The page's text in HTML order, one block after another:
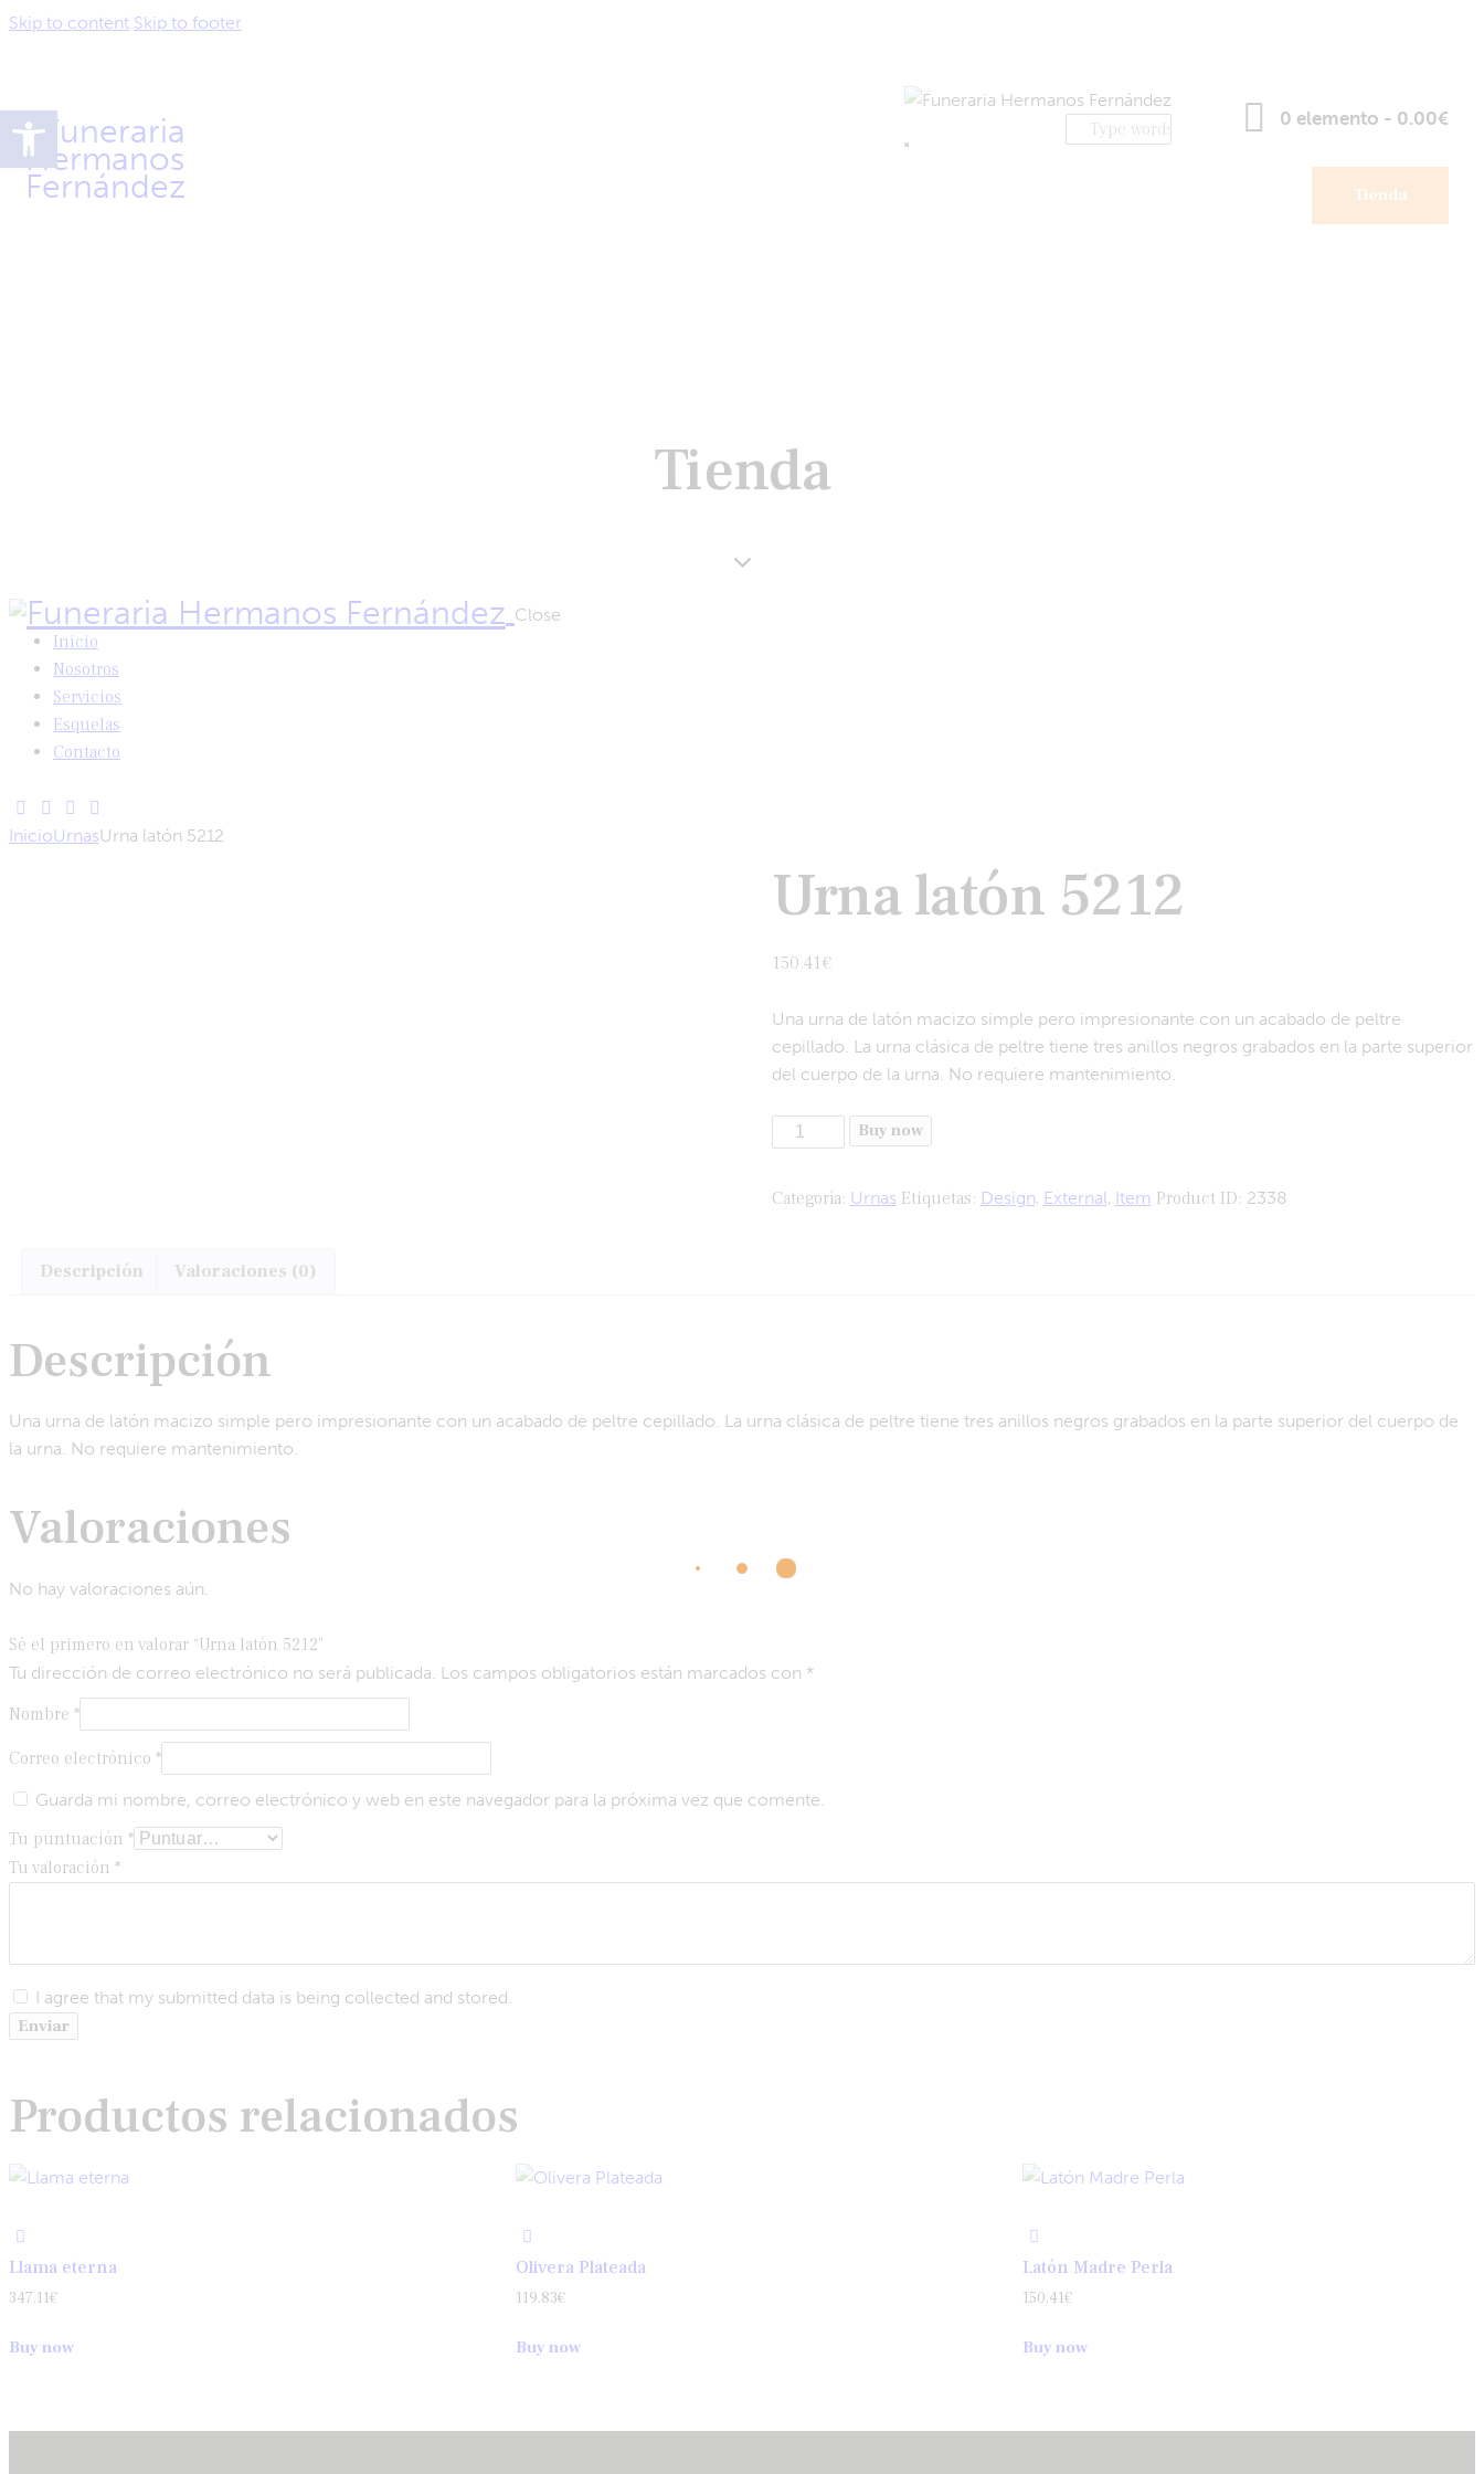
Skip to content Skip to footer
0 elemento - 0.00€
Tienda
Tienda
Close
Inicio
Nosotros
Servicios
Esquelas
Contacto
InicioUrnasUrna latón 5212
Urna latón 5212
150.41€
Una urna de latón macizo simple pero impresionante con un acabado de peltre
cepillado. La urna clásica de peltre tiene tres anillos negros grabados en la parte superior
del cuerpo de la urna. No requiere mantenimiento.
Buy now
Categoría: Urnas Etiquetas: Design, External, Item Product ID: 2338
Descripción Valoraciones (0)
Descripción
Una urna de latón macizo simple pero impresionante con un acabado de peltre cepillado. La urna clásica de peltre tiene tres anillos negros grabados en la parte superior del cuerpo de
la urna. No requiere mantenimiento.
Valoraciones
No hay valoraciones aún.
Sé el primero en valorar “Urna latón 5212”
Tu dirección de correo electrónico no será publicada. Los campos obligatorios están marcados con *
Nombre *
Correo electrónico *
Guarda mi nombre, correo electrónico y web en este navegador para la próxima vez que comente.
Tu puntuación *
Tu valoración *
I agree that my submitted data is being collected and stored.
Productos relacionados
Llama eterna
347.11€
Buy now
Olivera Plateada
119.83€
Buy now
Latón Madre Perla
150.41€
Buy now
Abrir barra de herramientas